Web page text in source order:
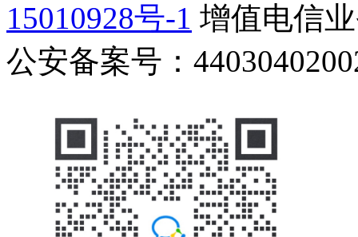
15010928号-1 增值电信
公安备案号：